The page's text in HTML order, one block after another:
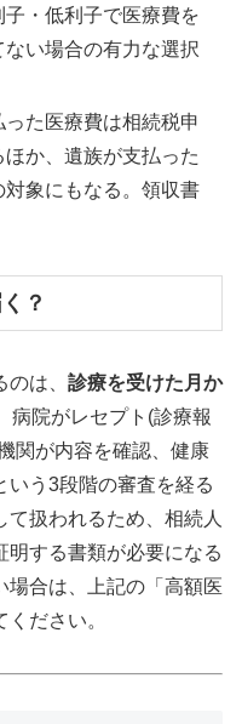
・低利子で医療費を
い場合の有力な選択
った医療費は相続税申
か、遺族が支払った
象にもなる。領収書
？
は、 診療を受けた月か
病院がレセプト(診療報
関が内容を確認、健康
いう3段階の審査を経る
扱われるため、相続人
明する書類が必要になる
場合は、上記の「高額医
ださい。